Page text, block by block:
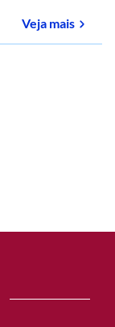
Veja maissobre